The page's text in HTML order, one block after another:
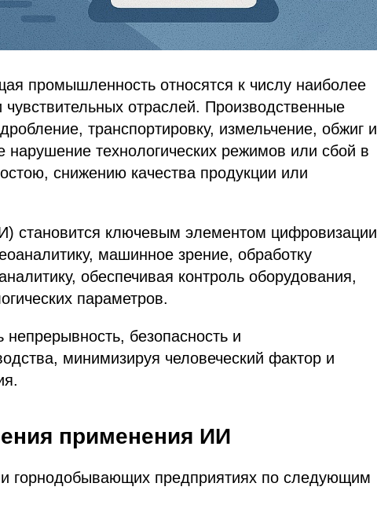
промышленность относятся к числу наиболее
чувствительных отраслей. Производственные
транспортировку, измельчение, обжиг и
технологических режимов или сбой в
снижению качества продукции или
становится ключевым элементом цифровизации
машинное зрение, обработку
обеспечивая контроль оборудования,
параметров.
безопасность и
минимизируя человеческий фактор и
применения ИИ
горнодобывающих предприятиях по следующим